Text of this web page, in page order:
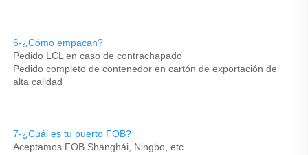
6-¿Cómo empacan?
Pedido LCL en caso de contrachapado
Pedido completo de contenedor en cartón de exportación de
alta calidad
7-¿Cuál es tu puerto FOB?
Aceptamos FOB Shanghái, Ningbo, etc.